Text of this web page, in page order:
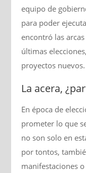
equipo de
para poder
encontró las
últimas
proyectos nuevos.
La acera,
En época de
prometer lo que
no son solo en
por tontos,
manifestaciones